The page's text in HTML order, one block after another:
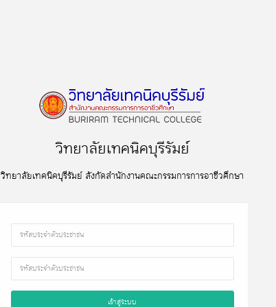
วิทยาลัยเทคนิคบุรีรัมย์
วิทยาลัยเทคนิคบุรีรัมย์ สังกัดสํานักงานคณะกรรมการการอาชีวศึกษา
เข้าสู่ระบบ